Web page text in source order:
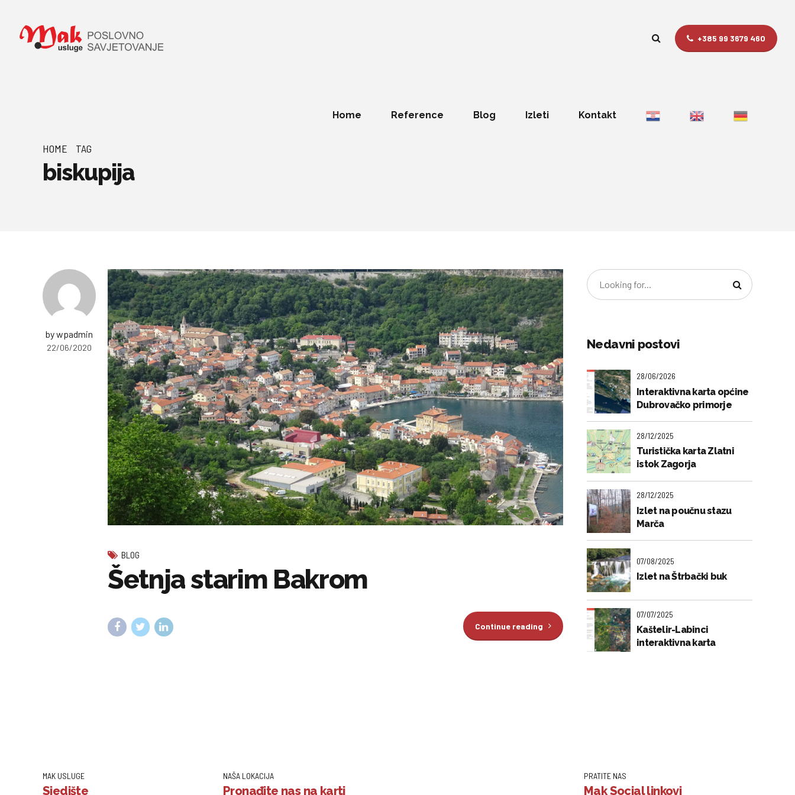
+385 99 3679 460
Home Reference Blog Izleti Kontakt
HOME TAG
biskupija
by wpadmin
22/06/2020
BLOG
Šetnja starim Bakrom
Continue reading
Nedavni postovi
28/06/2026
Interaktivna karta općine
Dubrovačko primorje
28/12/2025
Turistička karta Zlatni
istok Zagorja
28/12/2025
Izlet na poučnu stazu
Marča
07/08/2025
Izlet na Štrbački buk
07/07/2025
Kaštelir-Labinci
interaktivna karta
MAK USLUGE
Sjedište
NAŠA LOKACIJA
Pronađite nas na karti
PRATITE NAS
Mak Social linkovi